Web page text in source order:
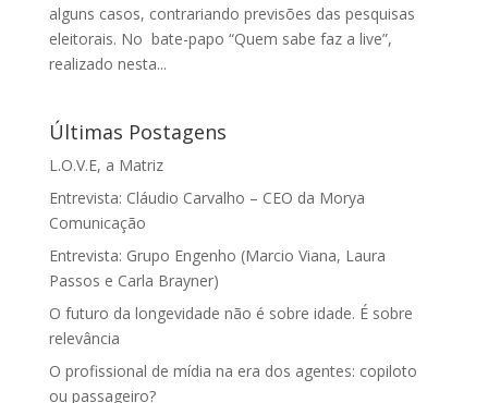
alguns casos, contrariando previsões das pesquisas
eleitorais. No bate-papo “Quem sabe faz a live”,
realizado nesta...
Últimas Postagens
L.O.V.E, a Matriz
Entrevista: Cláudio Carvalho – CEO da Morya
Comunicação
Entrevista: Grupo Engenho (Marcio Viana, Laura
Passos e Carla Brayner)
O futuro da longevidade não é sobre idade. É sobre
relevância
O profissional de mídia na era dos agentes: copiloto
ou passageiro?